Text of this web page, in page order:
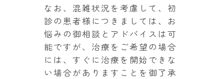
なお、混雑状況を考慮して、初
診の患者様につきましては、お
悩みの御相談とアドバイスは可
能ですが、治療をご希望の場合
には、すぐに治療を開始できな
い場合がありますことを御了承